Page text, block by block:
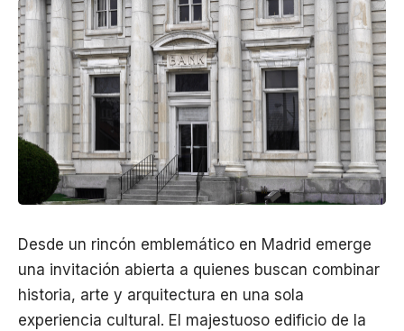
Desde un rincón emblemático en Madrid emerge
una invitación abierta a quienes buscan combinar
historia, arte y arquitectura en una sola
experiencia cultural. El majestuoso edificio de la